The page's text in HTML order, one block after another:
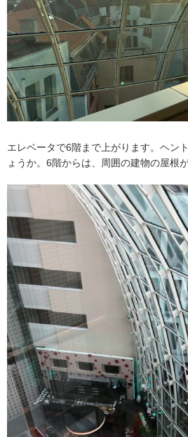
エレベータで6階まで上がります。ヘン
ょうか。6階からは、周囲の建物の屋根